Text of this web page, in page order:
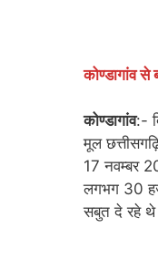
कोण्डागांव से
कोण्डागांव:-
मूल
17 नवम्बर
लगभग 30
सबुत दे रहे थे